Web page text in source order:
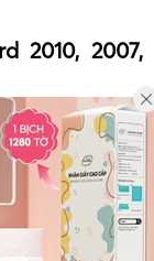
2010, 2007,
2007 và 2010
bản được chia
tác như sau:
đề muốn thao